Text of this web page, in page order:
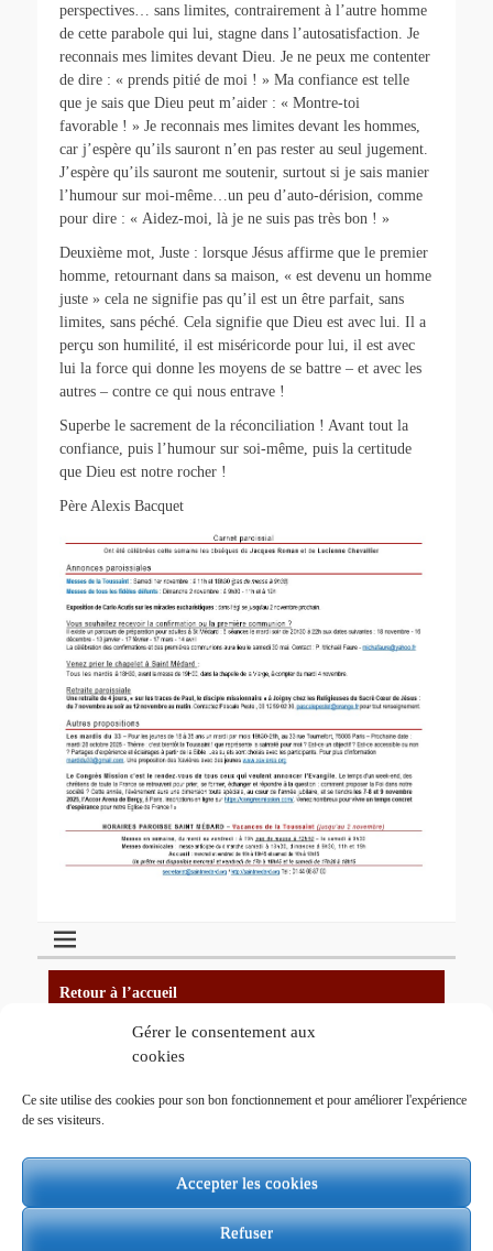
Gérer le consentement aux
cookies
Ce site utilise des cookies pour son bon fonctionnement et pour améliorer l'expérience
de ses visiteurs.
Accepter les cookies
Refuser
perspectives… sans limites, contrairement à l’autre homme
de cette parabole qui lui, stagne dans l’autosatisfaction. Je
reconnais mes limites devant Dieu. Je ne peux me contenter
de dire : « prends pitié de moi ! » Ma confiance est telle
que je sais que Dieu peut m’aider : « Montre-toi
favorable ! » Je reconnais mes limites devant les hommes,
car j’espère qu’ils sauront n’en pas rester au seul jugement.
J’espère qu’ils sauront me soutenir, surtout si je sais manier
l’humour sur moi-même…un peu d’auto-dérision, comme
pour dire : « Aidez-moi, là je ne suis pas très bon ! »
Deuxième mot, Juste : lorsque Jésus affirme que le premier
homme, retournant dans sa maison, « est devenu un homme
juste » cela ne signifie pas qu’il est un être parfait, sans
limites, sans péché. Cela signifie que Dieu est avec lui. Il a
perçu son humilité, il est miséricorde pour lui, il est avec
lui la force qui donne les moyens de se battre – et avec les
autres – contre ce qui nous entrave !
Superbe le sacrement de la réconciliation ! Avant tout la
confiance, puis l’humour sur soi-même, puis la certitude
que Dieu est notre rocher !
Père Alexis Bacquet
Retour à l’accueil
Plan du site
Administration du site